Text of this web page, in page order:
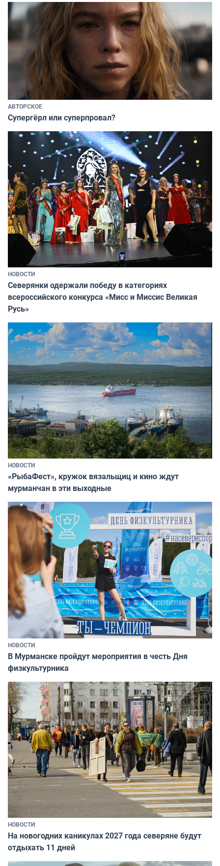
АВТОРСКОЕ
Супергёрл или суперпровал?
НОВОСТИ
Северянки одержали победу в категориях
всероссийского конкурса «Мисс и Миссис Великая
Русь»
НОВОСТИ
«РыбаФест», кружок вязальщиц и кино ждут
мурманчан в эти выходные
НОВОСТИ
В Мурманске пройдут мероприятия в честь Дня
физкультурника
НОВОСТИ
На новогодних каникулах 2027 года северяне будут
отдыхать 11 дней